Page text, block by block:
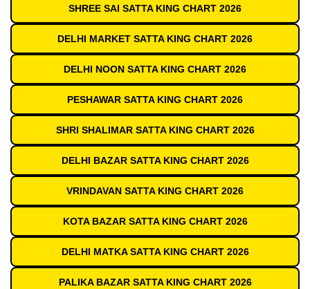
SHREE SAI SATTA KING CHART 2026
DELHI MARKET SATTA KING CHART 2026
DELHI NOON SATTA KING CHART 2026
PESHAWAR SATTA KING CHART 2026
SHRI SHALIMAR SATTA KING CHART 2026
DELHI BAZAR SATTA KING CHART 2026
VRINDAVAN SATTA KING CHART 2026
KOTA BAZAR SATTA KING CHART 2026
DELHI MATKA SATTA KING CHART 2026
PALIKA BAZAR SATTA KING CHART 2026